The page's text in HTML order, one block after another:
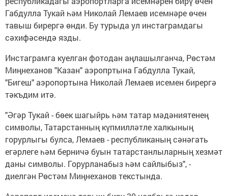
Габдулла Тукай һәм Николай Лемаев исемнәре өчен
тавыш бирергә өнди. Бу турыда ул инстаграмдагы
сәхифәсендә язды.
Инстаграмга куелган фотодан аңлашылганча, Рөстәм
Миңнеханов "Казан" аэропртына Габдулла Тукай,
"Бигеш" аэропортына Николай Лемаев исемен бирергә
тәкъдим итә.
"Әгәр Тукай - бөек шагыйрь һәм татар мәдәниятенең
символы, Татарстанның күпмилләтле халкының
горурлыгы булса, Лемаев - республиканың сәнәгать
егәрлеге һәм берничә буын татарстанлыларның хезмәт
даны символы. Горурланабыз һәм сайлыбыз", -
диелгән Рөстәм Миңнеханов текстында.